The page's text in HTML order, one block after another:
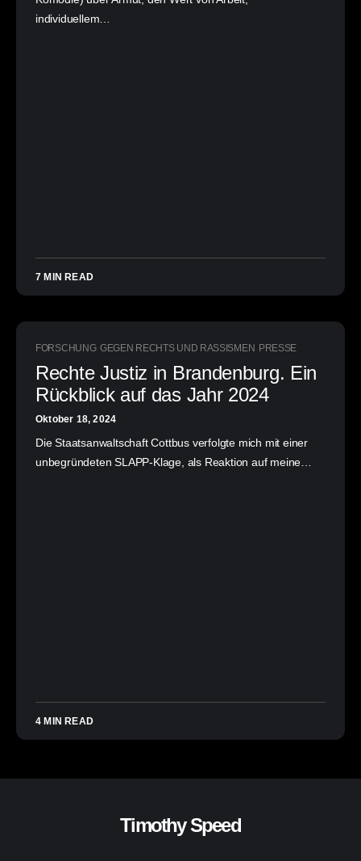
individuellem…
7 MIN READ
FORSCHUNG GEGEN RECHTS UND RASSISMEN PRESSE
Rechte Justiz in Brandenburg. Ein
Rückblick auf das Jahr 2024
Oktober 18, 2024
Die Staatsanwaltschaft Cottbus verfolgte mich mit einer
unbegründeten SLAPP-Klage, als Reaktion auf meine…
4 MIN READ
Timothy Speed